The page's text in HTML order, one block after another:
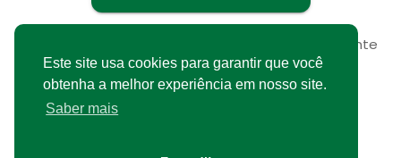
Este site usa cookies para garantir que você
obtenha a melhor experiência em nosso site.
Saber mais
Cadastre-se gratuitamente